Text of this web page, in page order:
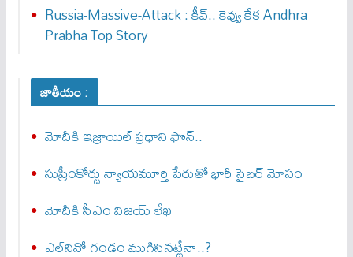
Russia-Massive-Attack : కీవ్‌.. కెవ్వు కేక‌ Andhra
Prabha Top Story
జాతీయం :
మోదీకి ఇజ్రాయిల్ ప్ర‌ధాని ఫొన్..
సుప్రీంకోర్టు న్యాయమూర్తి పేరుతో భారీ సైబర్ మోసం
మోదీకి సీఎం విజయ్ లేఖ
ఎల్‌నినో గండం ముగిసినట్టేనా..?